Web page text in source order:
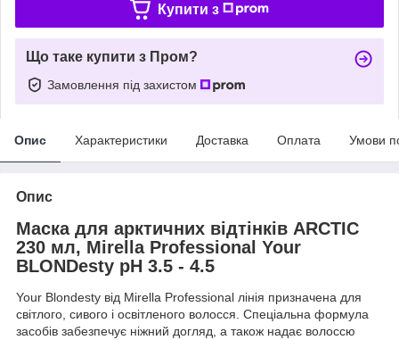
Купити з
Що таке купити з Пром?
Замовлення під захистом
Опис Характеристики Доставка Оплата Умови
Опис
Маска для арктичних відтінків ARCTIC
230 мл, Mirella Professional Your
BLONDesty pH 3.5 - 4.5
Your Blondesty від Mirella Professional лінія призначена для
світлого, сивого і освітленого волосся. Спеціальна формула
засобів забезпечує ніжний догляд, а також надає волоссю